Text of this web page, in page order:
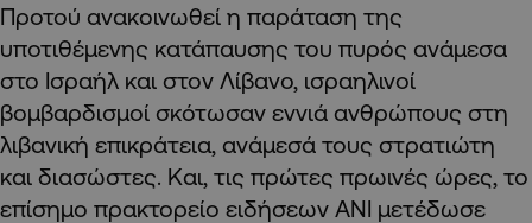
Προτού ανακοινωθεί η παράταση της
υποτιθέμενης κατάπαυσης του πυρός ανάμεσα
στο Ισραήλ και στον Λίβανο, ισραηλινοί
βομβαρδισμοί σκότωσαν εννιά ανθρώπους στη
λιβανική επικράτεια, ανάμεσά τους στρατιώτη
και διασώστες. Και, τις πρώτες πρωινές ώρες, το
επίσημο πρακτορείο ειδήσεων ANI μετέδωσε